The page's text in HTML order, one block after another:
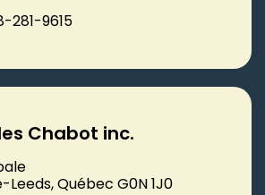
281-9615
Chabot inc.
Québec G0N 1J0